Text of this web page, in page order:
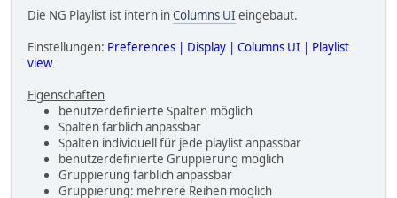
Die NG Playlist ist intern inColumns UI eingebaut.
Einstellungen: Preferences | Display | Columns UI | Playlist
view
Eigenschaften
benutzerdefinierte Spalten möglich
Spalten farblich anpassbar
Spalten individuell für jede playlist anpassbar
benutzerdefinierte Gruppierung möglich
Gruppierung farblich anpassbar
Gruppierung: mehrere Reihen möglich